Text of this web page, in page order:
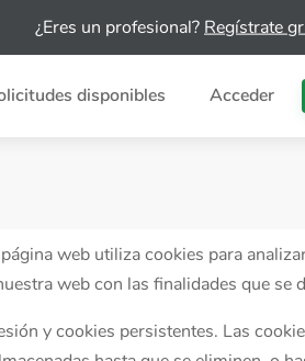
¿Eres un profesional?Regístrate
disponibles Acceder
web utiliza cookies para
web con las finalidades que se
y cookies persistentes. Las